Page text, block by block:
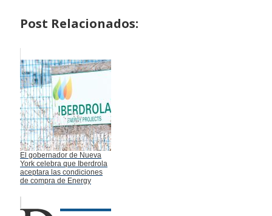
Post Relacionados:
El gobernador de Nueva
York celebra que Iberdrola
aceptara las condiciones
de compra de Energy